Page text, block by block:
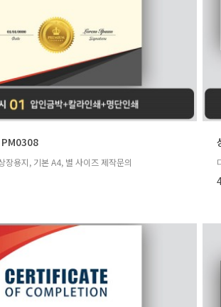
장용지, 기본 A4, 별 사이즈 제작문의